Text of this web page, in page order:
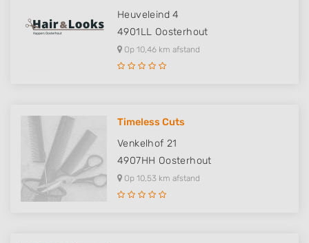
Heuveleind 4
4901LL Oosterhout
Op 10,46 km afstand
Timeless Cuts
Venkelhof 21
4907HH Oosterhout
Op 10,53 km afstand